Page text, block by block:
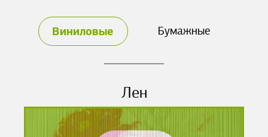
Виниловые Бумажные
Лен